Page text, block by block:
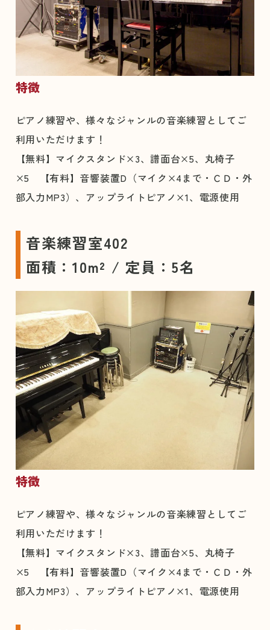
特徴
ピアノ練習や、様々なジャンルの音楽練習としてご
利用いただけます！
【無料】マイクスタンド×3、譜面台×5、丸椅子
×5 【有料】音響装置D（マイク×4まで・ＣＤ・外
部入力MP3）、アップライトピアノ×1、電源使用
音楽練習室402
面積：10m² / 定員：5名
特徴
ピアノ練習や、様々なジャンルの音楽練習としてご
利用いただけます！
【無料】マイクスタンド×3、譜面台×5、丸椅子
×5 【有料】音響装置D（マイク×4まで・ＣＤ・外
部入力MP3）、アップライトピアノ×1、電源使用